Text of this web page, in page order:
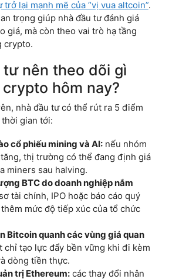
lại mạnh mẽ của “vị vua altcoin”.
trọng giúp nhà đầu tư đánh giá
giá, mà còn theo vai trò hạ tầng
crypto.
tư nên theo dõi gì
hôm nay?
nhà đầu tư có thể rút ra 5 điểm
gian tới:
cổ phiếu mining và AI: nếu nhóm
thị trường có thể đang định giá
miners sau halving.
BTC do doanh nghiệp nắm
tài chính, IPO hoặc báo cáo quý
mức độ tiếp xúc của tổ chức
Bitcoin quanh các vùng giá quan
chỉ tạo lực đẩy bền vững khi đi kèm
dòng tiền thực.
trị Ethereum: các thay đổi nhân